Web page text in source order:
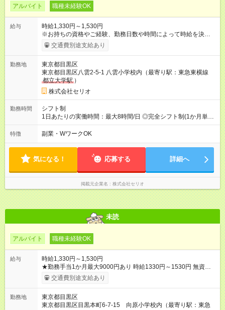
アルバイト 職種未経験OK
給与
時給1,330円～1,530円
※お持ちの資格やご経験、勤務日数や時間によって時給を決定い
たします。 ★勤務手当1か月最大9000円あり 【試用期間】試用
期間あり 試用期間の長さ：3ヶ月 雇用形態、給与は本採用時と
交通費別途支給あり
勤務地
東京都目黒区
東京都目黒区八雲2-5-1 八雲小学校内（最寄り駅：東急東横線
都立大学駅 ）
株式会社セリオ
勤務時間
シフト制
1日あたりの実働時間：最大8時間/日 ◎完全シフト制(1か月単
位)◎ 月～土(週2日～) <平日> 13:00～19:00(実働4～6時間) <土
曜・長期休暇> 8:00～19:00(実働4～8時間)
特徴 副業・WワークOK
気になる！ 応募する 詳細へ
掲載元企業名 株式会社セリオ
未読
アルバイト 職種未経験OK
給与
時給1,330円～1,530円
★勤務手当1か月最大9000円あり 時給1330円～1530円 無資
格：1330円 有資格：1350円～1530円 ※放課後児童支援員資格
がある方は1380円以上です。 ※試用期間は3ヶ月で、その間の
期間の長さ：3ヶ月 雇用形態、給与は本採用時と同じです。
交通費別途支給あり
勤務地
東京都目黒区
東京都目黒区目黒本町6-7-15 向原小学校内（最寄り駅：東急